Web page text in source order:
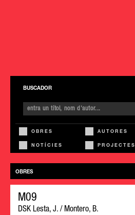
BUSCADOR
OBRES AUTORES
NOTÍCIES PROJECTES
OBRES
M09
DSK Lesta, J. / Montero, B.